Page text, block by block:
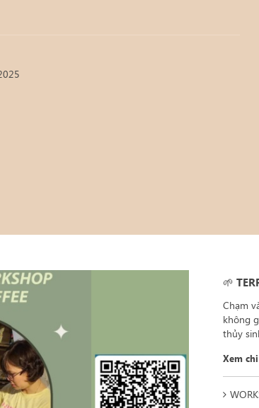
🌱
Chạm
không
thủy
Xem